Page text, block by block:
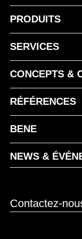
PRODUITS
SERVICES
CONCEPTS &
RÉFÉRENCES
BENE
NEWS &
Contactez-